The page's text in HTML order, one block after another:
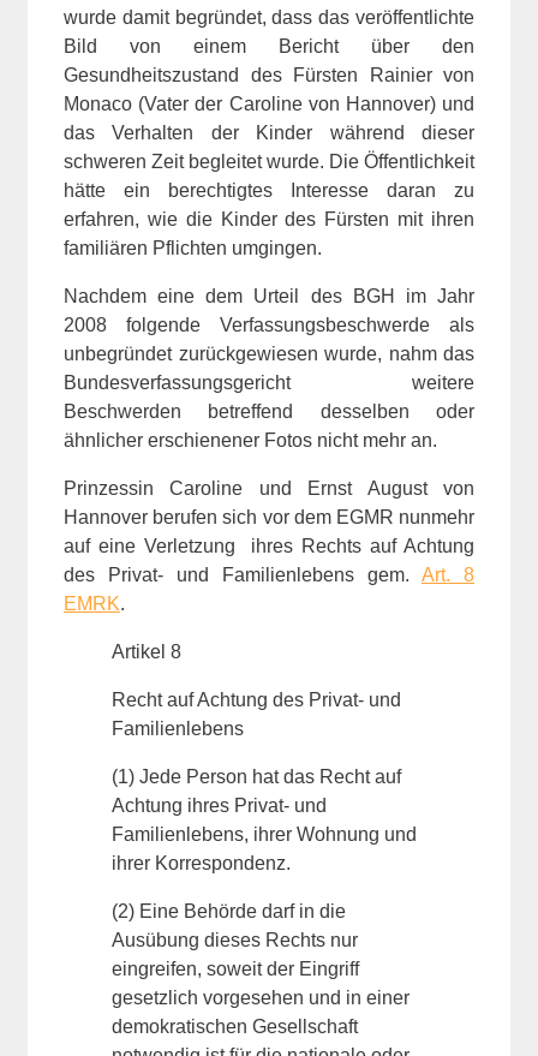
wurde damit begründet, dass das veröffentlichte
Bild von einem Bericht über den
Gesundheitszustand des Fürsten Rainier von
Monaco (Vater der Caroline von Hannover) und
das Verhalten der Kinder während dieser
schweren Zeit begleitet wurde. Die Öffentlichkeit
hätte ein berechtigtes Interesse daran zu
erfahren, wie die Kinder des Fürsten mit ihren
familiären Pflichten umgingen.
Nachdem eine dem Urteil des BGH im Jahr
2008 folgende Verfassungsbeschwerde als
unbegründet zurückgewiesen wurde, nahm das
Bundesverfassungsgericht weitere
Beschwerden betreffend desselben oder
ähnlicher erschienener Fotos nicht mehr an.
Prinzessin Caroline und Ernst August von
Hannover berufen sich vor dem EGMR nunmehr
auf eine Verletzung ihres Rechts auf Achtung
des Privat- und Familienlebens gem. Art. 8
EMRK.
Artikel 8
Recht auf Achtung des Privat- und
Familienlebens
(1) Jede Person hat das Recht auf
Achtung ihres Privat- und
Familienlebens, ihrer Wohnung und
ihrer Korrespondenz.
(2) Eine Behörde darf in die
Ausübung dieses Rechts nur
eingreifen, soweit der Eingriff
gesetzlich vorgesehen und in einer
demokratischen Gesellschaft